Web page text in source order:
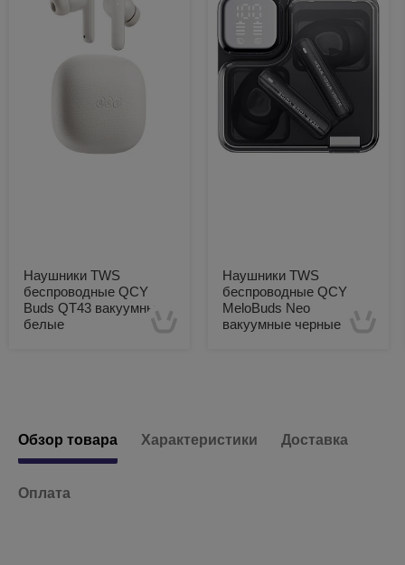
Наушники TWS
беспроводные QCY
Buds QT43 вакуумные
белые
Наушники TWS
беспроводные QCY
MeloBuds Neo
вакуумные черные
Обзор товара Характеристики Доставка
Оплата